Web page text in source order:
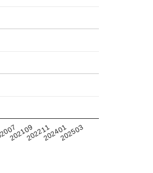
202109202211202401202503